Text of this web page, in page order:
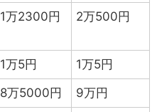
1万2300円 2万500円
1万5円
1万5円
8万5000円
9万円